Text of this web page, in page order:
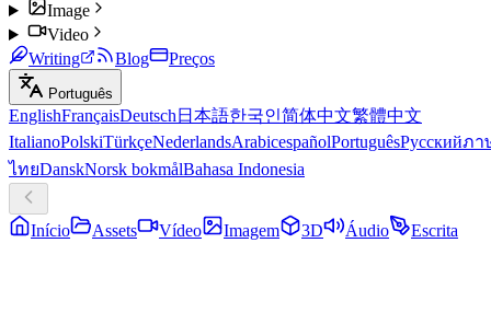
Image
Video
Writing
Blog Preços
Português
EnglishFrançaisDeutsch 日本語한국인简体中文繁體中文
ItalianoPolskiTürkçeNederlandsArabicespañolPortuguêsРусскийภา
ไทยDanskNorsk bokmålBahasa Indonesia
Início Assets Vídeo Imagem 3D Áudio Escrita